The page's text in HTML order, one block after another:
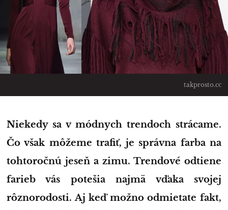
takprosto.cc
Niekedy sa v módnych trendoch strácame.
Čo však môžeme trafiť, je správna farba na
tohtoročnú jeseň a zimu. Trendové odtiene
farieb vás potešia najmä vďaka svojej
rôznorodosti. Aj keď možno odmietate fakt,